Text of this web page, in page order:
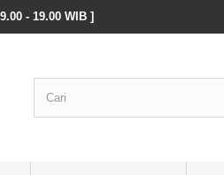
- 19.00 WIB ]